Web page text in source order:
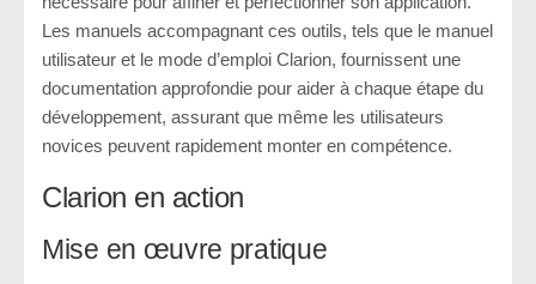
Les manuels accompagnant ces outils, tels que le manuel
utilisateur et le mode d’emploi Clarion, fournissent une
documentation approfondie pour aider à chaque étape du
développement, assurant que même les utilisateurs
novices peuvent rapidement monter en compétence.
Clarion en action
Mise en œuvre pratique